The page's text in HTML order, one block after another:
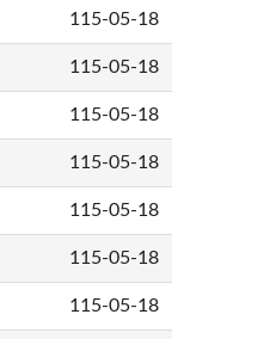
115-05-18
115-05-18
115-05-18
115-05-18
115-05-18
115-05-18
115-05-18